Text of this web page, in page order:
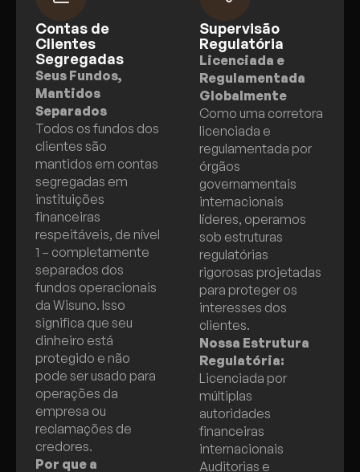
Contas de
Clientes
Segregadas
Seus Fundos,
Mantidos
Separados
Todos os fundos dos
clientes são
mantidos em contas
segregadas em
instituições
financeiras
respeitáveis, de nível
1 – completamente
separados dos
fundos operacionais
da Wisuno. Isso
significa que seu
dinheiro está
protegido e não
pode ser usado para
operações da
empresa ou
reclamações de
credores.
Por que a
Supervisão
Regulatória
Licenciada e
Regulamentada
Globalmente
Como uma corretora
licenciada e
regulamentada por
órgãos
governamentais
internacionais
líderes, operamos
sob estruturas
regulatórias
rigorosas projetadas
para proteger os
interesses dos
clientes.
Nossa Estrutura
Regulatória:
Licenciada por
múltiplas
autoridades
financeiras
internacionais
Auditorias e